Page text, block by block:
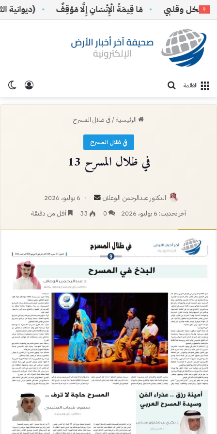
وقلبي مَا قِيمَةُ الْإِنْسَانِ إِلَّا مَوْقِفٌ (ديوانية
تسجيل القائمة
الرئيسية/في ظلال المسرح
في ظلال المسرح
في ظلال المسرح 13
الدكتور عبدالرحمن الوعلان
أرسل
بريدا
6 يوليو، 2026
آخر تحديث: 6 يوليو، 2026
0
33 أقل من دقيقة